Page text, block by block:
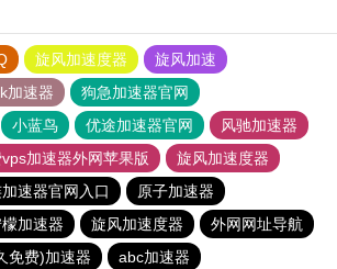
旋风加速度器
旋风加速
加速器
狗急加速器官网
小蓝鸟 优途加速器官网
风驰加速器
加速器外网苹果版
旋风加速度器
速器官网入口
原子加速器
加速器 旋风加速度器
外网网址导航
免费)加速器
abc加速器